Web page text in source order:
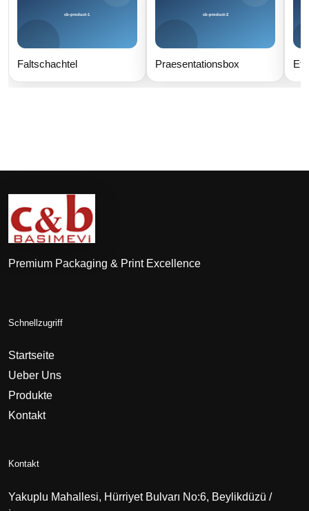
Faltschachtel Praesentationsbox
Premium Packaging & Print Excellence
Schnellzugriff
Startseite
Ueber Uns
Produkte
Kontakt
Kontakt
Yakuplu Mahallesi, Hürriyet Bulvarı No:6, Beylikdüzü /